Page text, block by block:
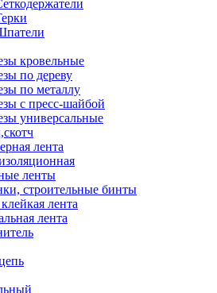
кровельные
по дереву
по металлу
с пресс-шайбой
универсальные
лента
ленты
строительные бинты
лента
лента